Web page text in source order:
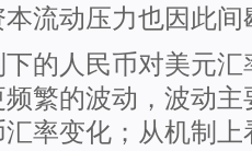
流动压力也因此间
的人民币对美元
繁的波动，波动
汇率变化；从机制